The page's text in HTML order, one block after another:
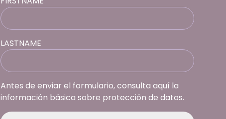
LASTNAME
Antes de enviar el formulario, consulta aquí la
información básica sobre protección de datos.